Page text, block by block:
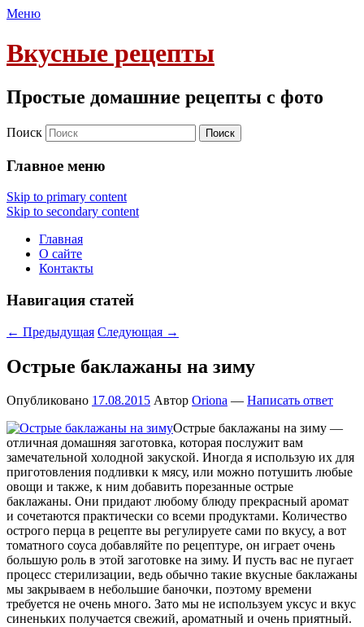
Меню
Вкусные рецепты
Простые домашние рецепты с фото
Поиск
Главное меню
Skip to primary content
Skip to secondary content
Главная
О сайте
Контакты
Навигация статей
← Предыдущая Следующая →
Острые баклажаны на зиму
Опубликовано 17.08.2015 Автор Oriona — Написать ответ
Острые баклажаны на зиму —
отличная домашняя заготовка, которая послужит вам
замечательной холодной закуской. Иногда я использую их для
приготовления подливки к мясу, или можно потушить любые
овощи и также, к ним добавить порезанные острые
баклажаны. Они придают любому блюду прекрасный аромат
и сочетаются практически со всеми продуктами. Количество
острого перца в рецепте вы регулируете сами по вкусу, а вот
томатного соуса добавляйте по рецептуре, он играет очень
большую роль в этой заготовке на зиму. И пусть вас не пугает
процесс стерилизации, ведь обычно такие вкусные баклажаны
мы закрываем в небольшие баночки, поэтому времени
требуется не очень много. Зато мы не используем уксус и вкус
синеньких получается свежий, ароматный и очень приятный.